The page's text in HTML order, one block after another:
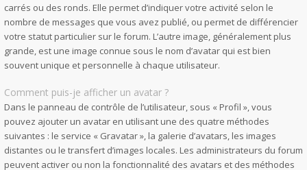
carrés ou des ronds. Elle permet d’indiquer votre activité selon le
nombre de messages que vous avez publié, ou permet de différencier
votre statut particulier sur le forum. L’autre image, généralement plus
grande, est une image connue sous le nom d’avatar qui est bien
souvent unique et personnelle à chaque utilisateur.
Comment puis-je afficher un avatar ?
Dans le panneau de contrôle de l’utilisateur, sous « Profil », vous
pouvez ajouter un avatar en utilisant une des quatre méthodes
suivantes : le service « Gravatar », la galerie d’avatars, les images
distantes ou le transfert d’images locales. Les administrateurs du forum
peuvent activer ou non la fonctionnalité des avatars et des méthodes